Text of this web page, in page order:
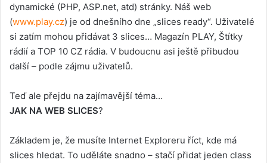
dynamické (PHP, ASP.net, atd) stránky. Náš web
(www.play.cz) je od dnešního dne „slices ready“. Uživatelé
si zatím mohou přidávat 3 slices… Magazín PLAY, Štítky
rádií a TOP 10 CZ rádia. V budoucnu asi ještě přibudou
další – podle zájmu uživatelů.
Teď ale přejdu na zajímavější téma…
JAK NA WEB SLICES?
Základem je, že musíte Internet Exploreru říct, kde má
slices hledat. To uděláte snadno – stačí přidat jeden class